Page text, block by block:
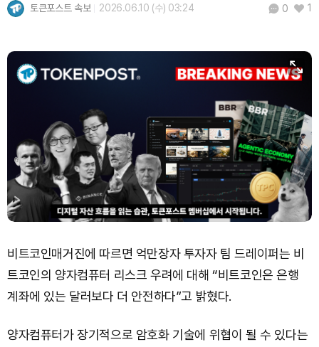
토큰포스트 속보 2026.06.10 (수) 03:24 0 1
비트코인매거진에 따르면 억만장자 투자자 팀 드레이퍼는 비
트코인의 양자컴퓨터 리스크 우려에 대해 “비트코인은 은행
계좌에 있는 달러보다 더 안전하다”고 밝혔다.
양자컴퓨터가 장기적으로 암호화 기술에 위협이 될 수 있다는